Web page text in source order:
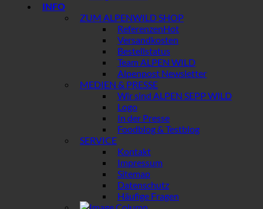
INFO
ZUM ALPENWILD SHOP
Referenzen
Versandkosten
Bestellstatus
Team ALPEN WILD
Alpenpost Newsletter
MEDIEN & PRESSE
Wir sind ALPEN SEPP WILD
Logo
In der Presse
Foodblog & Testblog
SERVICE
Kontakt
Impressum
Sitemap
Datenschutz
Häufige Fragen